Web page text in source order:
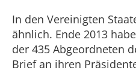
In den Vereinigten
ähnlich. Ende 2013
der 435 Abgeordneten
Brief an ihren